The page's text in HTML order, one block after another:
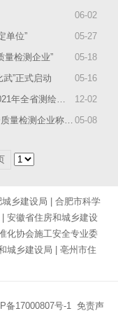
06-02
05-27
单位”
05-18
量检测企业”
05-16
”正式启动
12-02
”监督抽查中结果良好！
05-08
二〇二〇年度优秀检测工程师！
城乡建设局
合肥市科学
安徽省住房和城乡建设
化协会施工安全专业委
城乡建设局
亳州市住
备17000807号-1 免责声